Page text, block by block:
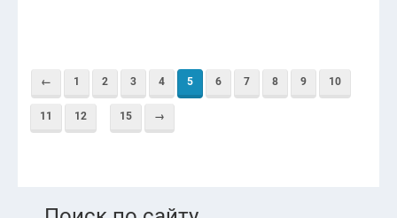
← 1 2 3 4 5 6 7 8 9 10
11 12 15 →